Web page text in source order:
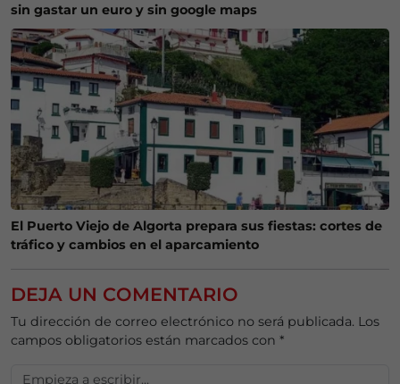
sin gastar un euro y sin google maps
El Puerto Viejo de Algorta prepara sus fiestas: cortes de
tráfico y cambios en el aparcamiento
DEJA UN COMENTARIO
Tu dirección de correo electrónico no será publicada. Los
campos obligatorios están marcados con *